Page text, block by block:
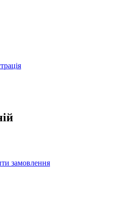
замовлення